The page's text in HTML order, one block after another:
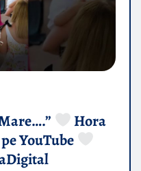
Hora
YouTube